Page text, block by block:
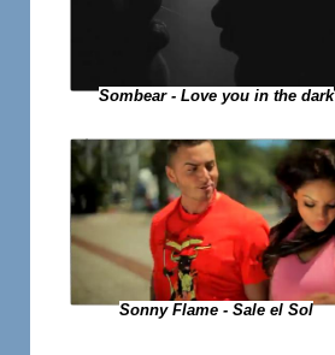
Sombear - Love you in the dark
Sonny Flame - Sale el Sol